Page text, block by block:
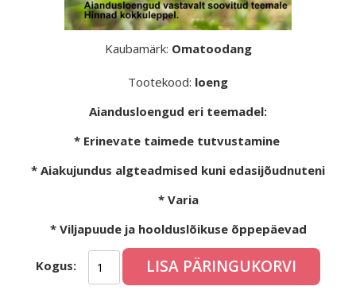
Kaubamärk: Omatoodang
Tootekood: loeng
Aiandusloengud eri teemadel:
* Erinevate taimede tutvustamine
* Aiakujundus algteadmised kuni edasijõudnuteni
* Varia
* Viljapuude ja hoolduslõikuse õppepäevad
Kogus: LISA PÄRINGUKORVI